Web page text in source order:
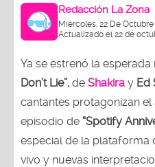
Redacción La Zona
Miércoles, 22 De Octubre
Actualizado el 22 de
Ya se estrenó la
Don’t Lie”, de Shakira y Ed
cantantes protagonizan
episodio de “Spotify
especial de la plataforma
vivo y nuevas